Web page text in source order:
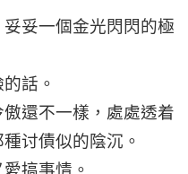
妥一個金光閃閃的極
話。
還不一樣，處處透着
讨債似的陰沉。